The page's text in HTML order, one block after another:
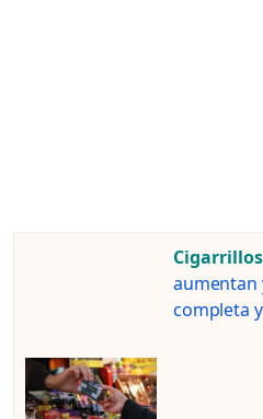
aumentan
completa